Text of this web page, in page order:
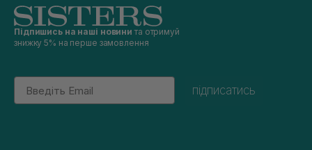
Підпишись на наші новини та отримуй
знижку 5% на перше замовлення
Email
підписатись